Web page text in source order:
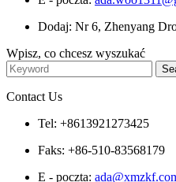
Dodaj: Nr 6, Zhenyang
Wpisz, co chcesz wyszukać
Contact Us
Tel: +8613921273425
Faks: +86-510-83568179
E - poczta: